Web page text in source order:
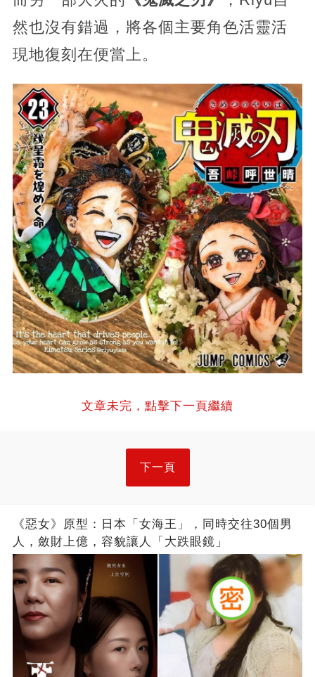
然也沒有錯過，將各個主要角色活靈活
現地復刻在便當上。
文章未完，點擊下一頁繼續
下一頁
《惡女》原型：日本「女海王」，同時交往30個男
人，斂財上億，容貌讓人「大跌眼鏡」